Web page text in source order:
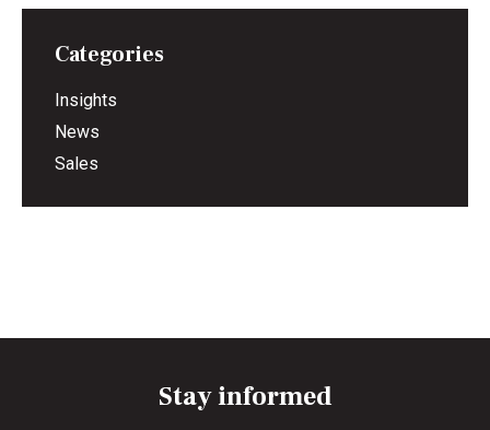
Categories
Insights
News
Sales
Stay informed